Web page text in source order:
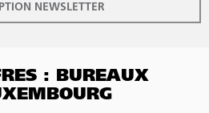
NEWSLETTER
: BUREAUX